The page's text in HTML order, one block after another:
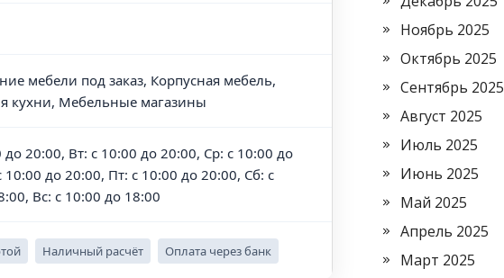
мебели под заказ, Корпусная мебель,
кухни, Мебельные магазины
до 20:00, Вт: с 10:00 до 20:00, Ср: с 10:00 до
10:00 до 20:00, Пт: с 10:00 до 20:00, Сб: с
Вс: с 10:00 до 18:00
Наличный расчёт Оплата через банк
Ноябрь 2025
Октябрь 2025
Сентябрь 2025
Август 2025
Июль 2025
Июнь 2025
Май 2025
Апрель 2025
Март 2025